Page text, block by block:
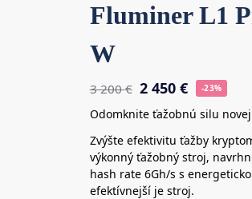
Fluminer L1
W
3 200€ 2 450 € -23%
Odomknite ťažobnú silu
Zvýšte efektivitu ťažby
výkonný ťažobný stroj,
hash rate 6Gh/s s
efektívnejší je stroj.